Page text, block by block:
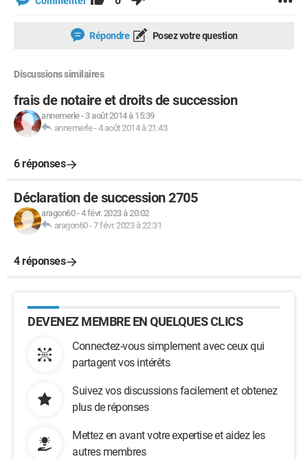
Répondre Posez votre question
Discussions similaires
frais de notaire et droits de succession
annemerle- 3 août 2014 à 15:39
annemerle-4 août 2014 à 21:43
6 réponses
Déclaration de succession 2705
aragon60-4 févr. 2023 à 20:02
aragon60-7 févr. 2023 à 22:31
4 réponses
DEVENEZ MEMBRE EN QUELQUES CLICS
Connectez-vous simplement avec ceux qui
partagent vos intérêts
Suivez vos discussions facilement et obtenez
plus de réponses
Mettez en avant votre expertise et aidez les
autres membres